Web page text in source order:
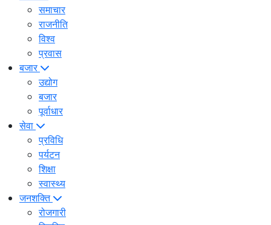
समाचार
राजनीति
विश्व
प्रवास
बजार
उद्योग
बजार
पूर्वाधार
सेवा
प्रविधि
पर्यटन
शिक्षा
स्वास्थ्य
जनशक्ति
रोजगारी